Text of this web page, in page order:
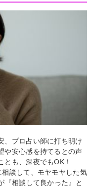
、プロ占い師に打ち明け
や安心感を持てるとの声
も、深夜でもOK！
相談して、モヤモヤした気
『相談して良かった』と